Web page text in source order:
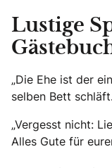
Lustige
„Die Ehe ist der
selben Bett
„Vergesst nicht:
Alles Gute für